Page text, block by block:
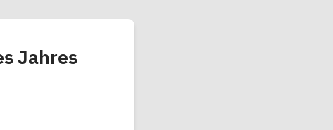
Jahres